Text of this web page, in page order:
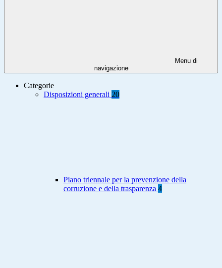
Menu di
navigazione
Categorie
Disposizioni generali 20
Piano triennale per la prevenzione della
corruzione e della trasparenza 4